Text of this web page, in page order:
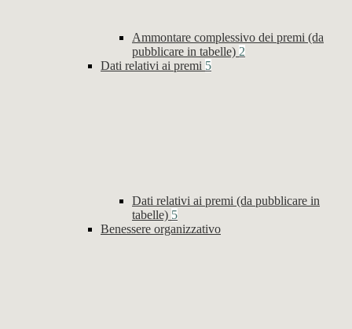
Ammontare complessivo dei premi (da
pubblicare in tabelle) 2
Dati relativi ai premi 5
Dati relativi ai premi (da pubblicare in
tabelle) 5
Benessere organizzativo